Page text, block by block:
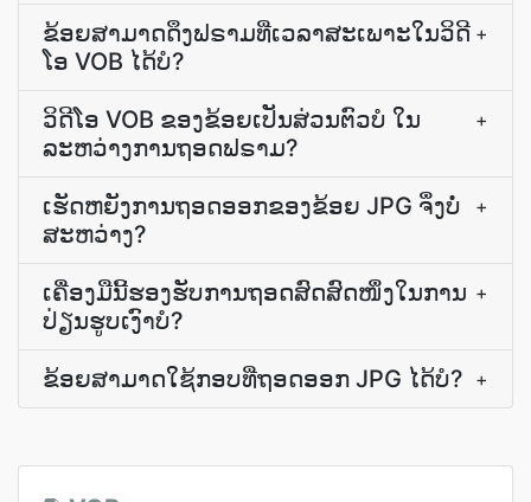
ຂ້ອຍສາມາດດຶງຟຣາມທີ່ເວລາສະເພາະໃນວິດີ
ໂອ VOB ໄດ້ບໍ?
+
ວິດີໂອ VOB ຂອງ​ຂ້ອຍ​ເປັນ​ສ່ວນ​ຕົວ​ບໍ ໃນ
ລະຫວ່າງ​ການ​ຖອດ​ຟຣາມ?
+
ເຮັດ​ຫຍັງ​ການ​ຖອດ​ອອກ​ຂອງ​ຂ້ອຍ JPG ຈຶ່ງ​ບໍ່​
ສະຫວ່າງ?
+
ເຄື່ອງມື​ນີ້​ຮອງຮັບ​ການ​ຖອດ​ສົດ​ສົດ​ໜຶ່ງ​ໃນ​ການ​
ປ່ຽນ​ຮູບ​ເງົາ​ບໍ?
+
ຂ້ອຍສາມາດໃຊ້ກອບທີ່ຖອດອອກ JPG ໄດ້ບໍ? +